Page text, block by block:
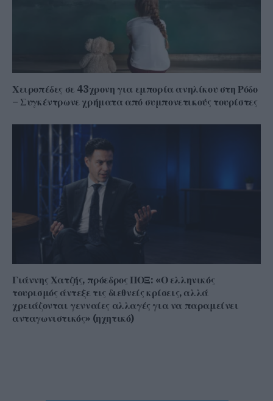
Χειροπέδες σε 43χρονη για εμπορία ανηλίκου στη Ρόδο
– Συγκέντρωνε χρήματα από συμπονετικούς τουρίστες
Γιάννης Χατζής, πρόεδρος ΠΟΞ: «Ο ελληνικός
τουρισμός άντεξε τις διεθνείς κρίσεις, αλλά
χρειάζονται γενναίες αλλαγές για να παραμείνει
ανταγωνιστικός» (ηχητικό)